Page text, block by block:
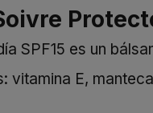
SPF15 es un
vitamina E,